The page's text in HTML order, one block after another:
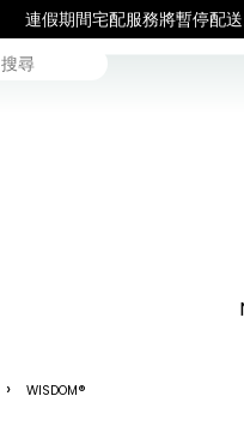
連假期間宅配服務將暫
搜尋
› WISDOM®